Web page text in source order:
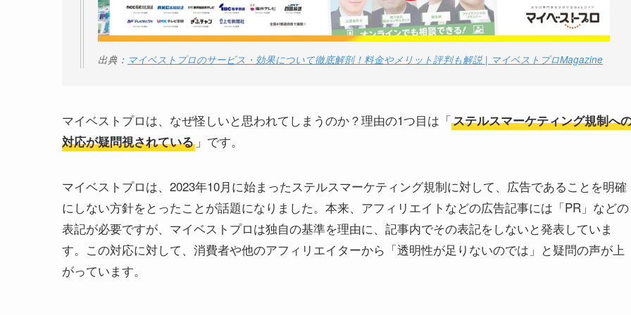
出典： マイベストプロのサービス・効果について徹底解剖！料金やメリット評判も解説 | マイベストプロMagazine
マイベストプロは、なぜ怪しいと思われてしまうのか？理由の1つ目は「ステルスマーケティング規制へ
対応が疑問視されている 」です。
マイベストプロは、2023年10月に始まったステルスマーケティング規制に対して、広告であることを明確
にしない方針をとったことが話題になりました。本来、アフィリエイトなどの広告記事には「PR」などの
表記が必要ですが、マイベストプロは独自の基準を理由に、記事内でその表記をしないと発表していま
す。この対応に対して、消費者や他のアフィリエイターから「透明性が足りないのでは」と疑問の声が上
がっています。